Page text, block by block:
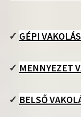
✓ GÉPI
✓ MENNYEZET
✓ BELSŐ